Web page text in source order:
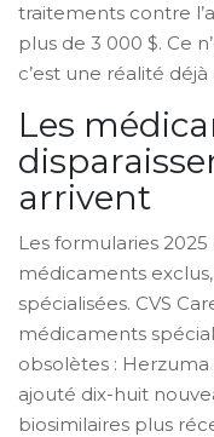
traitements contre
plus de 3 000 $. Ce
c’est une réalité
Les
arrivent
Les formularies
médicaments
spécialisées. CVS
médicaments
obsolètes :
ajouté dix-huit
biosimilaires plus